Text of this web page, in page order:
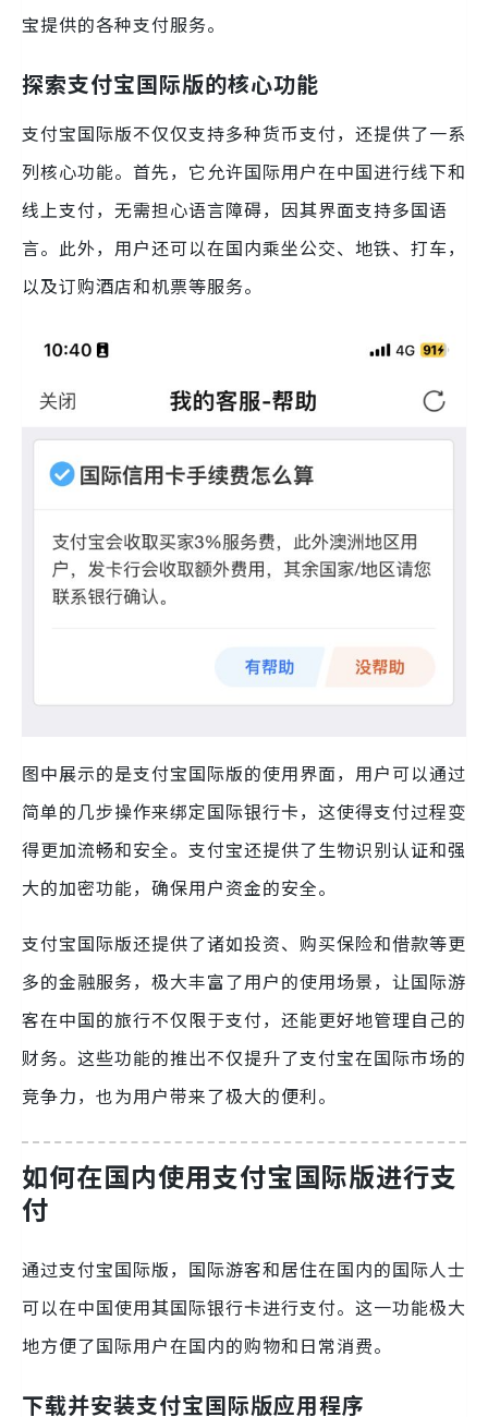
宝提供的各种支付服务。
探索支付宝国际版的核心功能
支付宝国际版不仅仅支持多种货币支付，还提供了一系
列核心功能。首先，它允许国际用户在中国进行线下和
线上支付，无需担心语言障碍，因其界面支持多国语
言。此外，用户还可以在国内乘坐公交、地铁、打车，
以及订购酒店和机票等服务。
图中展示的是支付宝国际版的使用界面，用户可以通过
简单的几步操作来绑定国际银行卡，这使得支付过程变
得更加流畅和安全。支付宝还提供了生物识别认证和强
大的加密功能，确保用户资金的安全。
支付宝国际版还提供了诸如投资、购买保险和借款等更
多的金融服务，极大丰富了用户的使用场景，让国际游
客在中国的旅行不仅限于支付，还能更好地管理自己的
财务。这些功能的推出不仅提升了支付宝在国际市场的
竞争力，也为用户带来了极大的便利。
如何在国内使用支付宝国际版进行支
付
通过支付宝国际版，国际游客和居住在国内的国际人士
可以在中国使用其国际银行卡进行支付。这一功能极大
地方便了国际用户在国内的购物和日常消费。
下载并安装支付宝国际版应用程序